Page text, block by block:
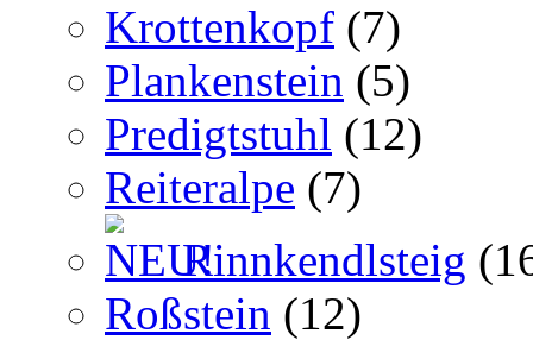
Krottenkopf (7)
Plankenstein (5)
Predigtstuhl (12)
Reiteralpe (7)
Rinnkendlsteig
Roßstein (12)